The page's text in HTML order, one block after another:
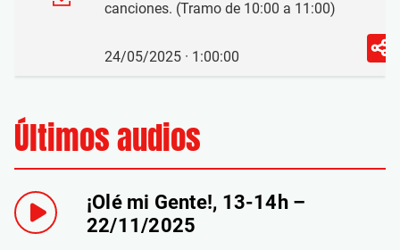
canciones. (Tramo de 10:00 a 11:00)
24/05/2025 · 1:00:00
Últimos audios
¡Olé mi Gente!, 13-14h –
22/11/2025